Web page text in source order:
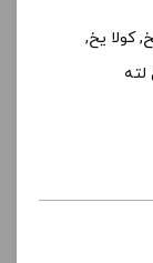
کولا یخ,
لته